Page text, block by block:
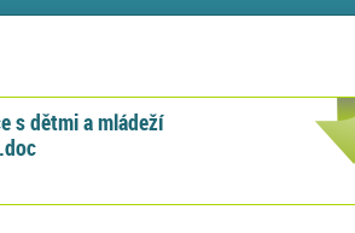
s dětmi a mládeží